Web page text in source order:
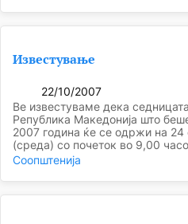
Известување
22/10/2007
Ве известуваме дека
Република Македонија што
2007 година ќе се одржи на
(среда) со почеток во 9,00
Соопштенија